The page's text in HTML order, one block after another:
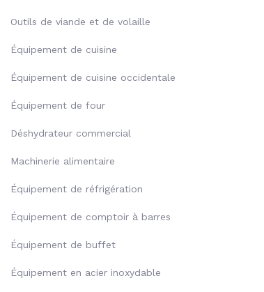
Outils de viande et de volaille
Équipement de cuisine
Équipement de cuisine occidentale
Équipement de four
Déshydrateur commercial
Machinerie alimentaire
Équipement de réfrigération
Équipement de comptoir à barres
Équipement de buffet
Équipement en acier inoxydable